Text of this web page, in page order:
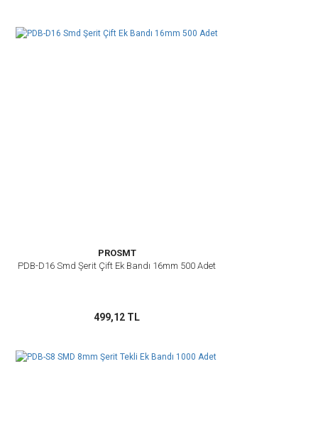
PROSMT
PDB-D16 Smd Şerit Çift Ek Bandı 16mm 500 Adet
499,12 TL